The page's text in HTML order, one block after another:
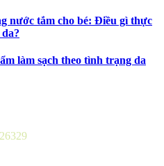
nước tắm cho bé: Điều gì thực
làm sạch theo tình trạng da